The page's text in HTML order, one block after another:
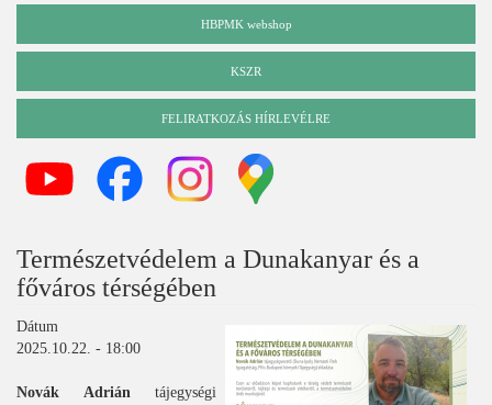
HBPMK webshop
KSZR
FELIRATKOZÁS HÍRLEVÉLRE
Természetvédelem a Dunakanyar és a
főváros térségében
Dátum
2025.10.22. - 18:00
Novák Adrián tájegységi